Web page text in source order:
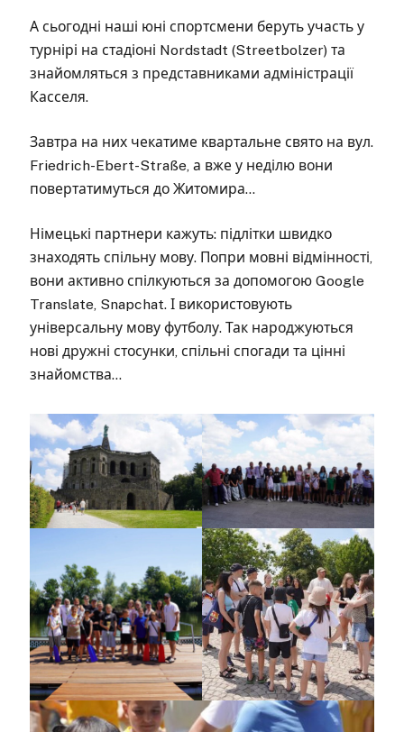
А сьогодні наші юні спортсмени беруть участь у
турнірі на стадіоні Nordstadt (Streetbolzer) та
знайомляться з представниками адміністрації
Касселя.
Завтра на них чекатиме квартальне свято на вул.
Friedrich-Ebert-Straße, а вже у неділю вони
повертатимуться до Житомира…
Німецькі партнери кажуть: підлітки швидко
знаходять спільну мову. Попри мовні відмінності,
вони активно спілкуються за допомогою Google
Translate, Snapchat. І використовують
універсальну мову футболу. Так народжуються
нові дружні стосунки, спільні спогади та цінні
знайомства…